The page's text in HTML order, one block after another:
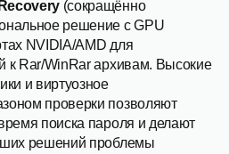
(сокращённо
решение с GPU
NVIDIA/AMD для
к Rar/WinRar архивам. Высокие
и виртуозное
проверки позволяют
поиска пароля и делают
решений проблемы